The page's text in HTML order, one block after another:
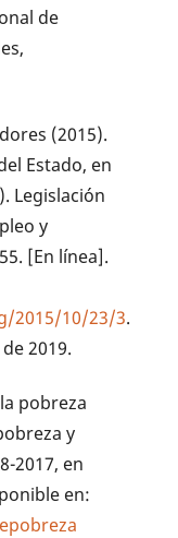
de
(2015).
Estado, en
Legislación
y
[En línea].
2015/10/23/3.
2019.
pobreza
y
2017, en
en: